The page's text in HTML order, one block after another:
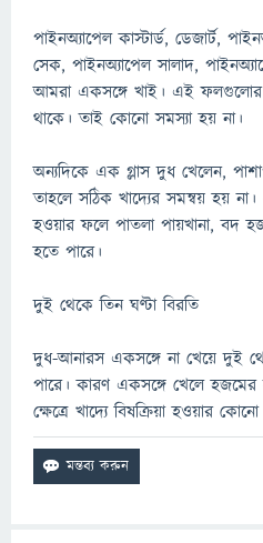
পাইনঅ্যাপেল কাস্টার্ড, ডেজার্ট,
সেক, পাইনঅ্যাপেল সালাদ,
আমরা একসঙ্গে খাই। এই ফলগুলোর
থাকে। তাই কোনো সমস্যা হয় না।
অন্যদিকে এক গ্লাস দুধ খেলেন,
তাহলে সঠিক খাদ্যের সমন্বয় হয়
হওয়ার ফলে পাতলা পায়খানা, বদ
হতে পারে।
দুই থেকে তিন ঘণ্টা বিরতি
দুধ-আনারস একসঙ্গে না খেয়ে দুই
পারে। কারণ একসঙ্গে খেলে
ক্ষেত্রে খাদ্যে বিষক্রিয়া হওয়ার